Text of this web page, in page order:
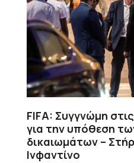
FIFA: Συγγνώμη
για την υπόθεση
δικαιωμάτων –
Ινφαντίνο